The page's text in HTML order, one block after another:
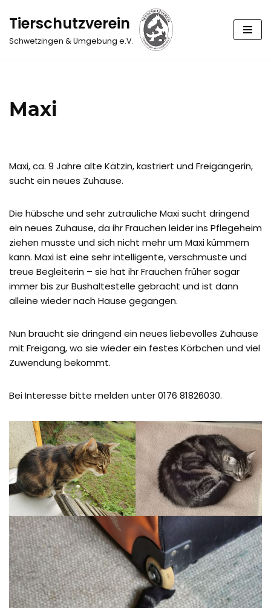
Zum
Inhalt
Tierschutzverein
Schwetzingen & Umgebung e.V.
Maxi
Maxi, ca. 9 Jahre alte Kätzin, kastriert und Freigängerin,
sucht ein neues Zuhause.
Die hübsche und sehr zutrauliche Maxi sucht dringend
ein neues Zuhause, da ihr Frauchen leider ins Pflegeheim
ziehen musste und sich nicht mehr um Maxi kümmern
kann. Maxi ist eine sehr intelligente, verschmuste und
treue Begleiterin – sie hat ihr Frauchen früher sogar
immer bis zur Bushaltestelle gebracht und ist dann
alleine wieder nach Hause gegangen.
Nun braucht sie dringend ein neues liebevolles Zuhause
mit Freigang, wo sie wieder ein festes Körbchen und viel
Zuwendung bekommt.
Bei Interesse bitte melden unter 0176 81826030.